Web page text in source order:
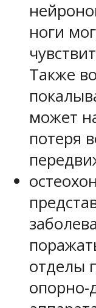
ноги
Также
может
потеря
отделы
опорно-